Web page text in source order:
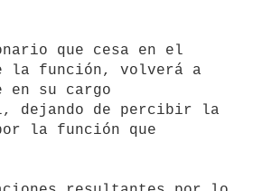
la función, volverá a
en su cargo
dejando de percibir la
la función que